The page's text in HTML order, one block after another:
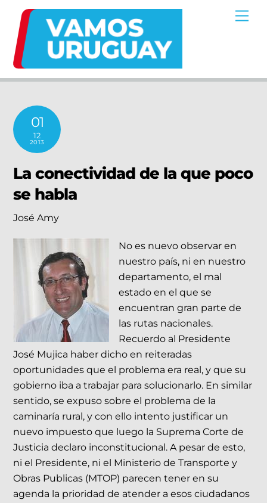
content
01
12
2013
La conectividad de la que poco
se habla
José Amy
No es nuevo observar en
nuestro país, ni en nuestro
departamento, el mal
estado en el que se
encuentran gran parte de
las rutas nacionales.
Recuerdo al Presidente
José Mujica haber dicho en reiteradas
oportunidades que el problema era real, y que su
gobierno iba a trabajar para solucionarlo. En similar
sentido, se expuso sobre el problema de la
caminaría rural, y con ello intento justificar un
nuevo impuesto que luego la Suprema Corte de
Justicia declaro inconstitucional. A pesar de esto,
ni el Presidente, ni el Ministerio de Transporte y
Obras Publicas (MTOP) parecen tener en su
agenda la prioridad de atender a esos ciudadanos